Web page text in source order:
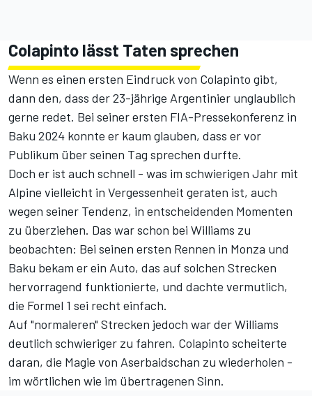
Colapinto lässt Taten sprechen
Wenn es einen ersten Eindruck von Colapinto gibt,
dann den, dass der 23-jährige Argentinier unglaublich
gerne redet. Bei seiner ersten FIA-Pressekonferenz in
Baku 2024 konnte er kaum glauben, dass er vor
Publikum über seinen Tag sprechen durfte.
Doch er ist auch schnell - was im schwierigen Jahr mit
Alpine vielleicht in Vergessenheit geraten ist, auch
wegen seiner Tendenz, in entscheidenden Momenten
zu überziehen. Das war schon bei Williams zu
beobachten: Bei seinen ersten Rennen in Monza und
Baku bekam er ein Auto, das auf solchen Strecken
hervorragend funktionierte, und dachte vermutlich,
die Formel 1 sei recht einfach.
Auf "normaleren" Strecken jedoch war der Williams
deutlich schwieriger zu fahren. Colapinto scheiterte
daran, die Magie von Aserbaidschan zu wiederholen -
im wörtlichen wie im übertragenen Sinn.